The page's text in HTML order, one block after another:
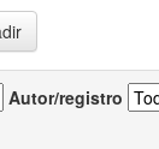
Autor/registro